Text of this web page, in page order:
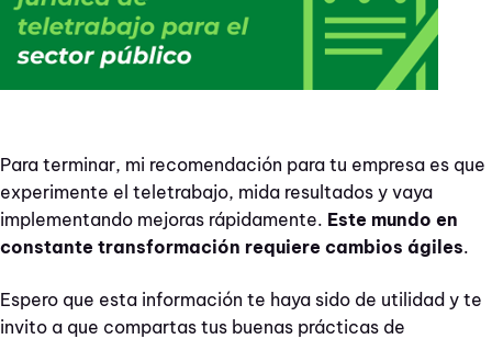
Para terminar, mi recomendación para tu empresa es que
experimente el teletrabajo, mida resultados y vaya
implementando mejoras rápidamente. Este mundo en
constante transformación requiere cambios ágiles.
Espero que esta información te haya sido de utilidad y te
invito a que compartas tus buenas prácticas de